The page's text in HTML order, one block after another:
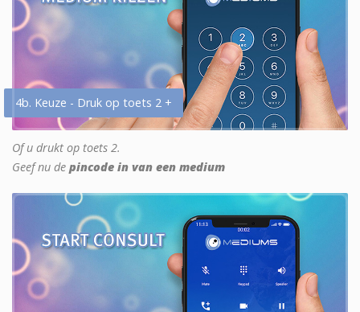
4b. Keuze - Druk op toets 2 +
Of u drukt op toets 2.
Geef nu de pincode in van een medium